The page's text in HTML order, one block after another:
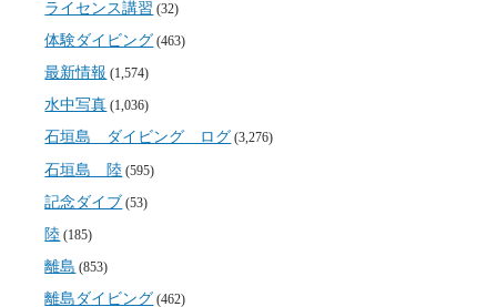
ライセンス講習 (32)
体験ダイビング (463)
最新情報 (1,574)
水中写真 (1,036)
石垣島 ダイビング ログ (3,276)
石垣島 陸 (595)
記念ダイブ (53)
陸 (185)
離島 (853)
離島ダイビング (462)